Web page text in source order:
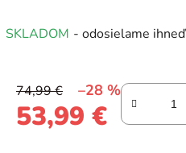
SKLADOM - odosielame ihneď
74,99 € –28 %
53,99 €